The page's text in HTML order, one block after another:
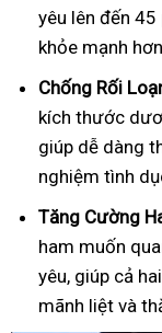
yêu lên đến
khỏe mạnh
Chống Rối
kích thước
giúp dễ dàng
nghiệm tình
Tăng Cường
ham muốn
yêu, giúp cả
mãnh liệt và